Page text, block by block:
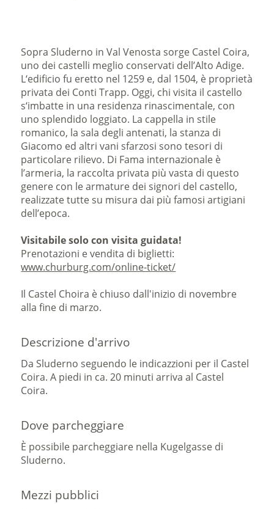
Sopra Sluderno in Val Venosta sorge Castel Coira,
uno dei castelli meglio conservati dell’Alto Adige.
L‘edificio fu eretto nel 1259 e, dal 1504, è proprietà
privata dei Conti Trapp. Oggi, chi visita il castello
s‘imbatte in una residenza rinascimentale, con
uno splendido loggiato. La cappella in stile
romanico, la sala degli antenati, la stanza di
Giacomo ed altri vani sfarzosi sono tesori di
particolare rilievo. Di Fama internazionale è
l’armeria, la raccolta privata più vasta di questo
genere con le armature dei signori del castello,
realizzate tutte su misura dai più famosi artigiani
dell’epoca.
Visitabile solo con visita guidata!
Prenotazioni e vendita di biglietti:
www.churburg.com/online-ticket/
Il Castel Choira è chiuso dall'inizio di novembre
alla fine di marzo.
Descrizione d'arrivo
Da Sluderno seguendo le indicazzioni per il Castel
Coira. A piedi in ca. 20 minuti arriva al Castel
Coira.
Dove parcheggiare
È possibile parcheggiare nella Kugelgasse di
Sluderno.
Mezzi pubblici